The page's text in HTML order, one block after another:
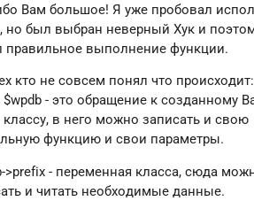
Вам большое! Я уже пробовал
но был выбран неверный Хук и
правильное выполнение функции.
кто не совсем понял что происходит:
$wpdb - это обращение к созданному
классу, в него можно записать и свою
функцию и свои параметры.
>prefix - переменная класса, сюда
и читать необходимые данные.